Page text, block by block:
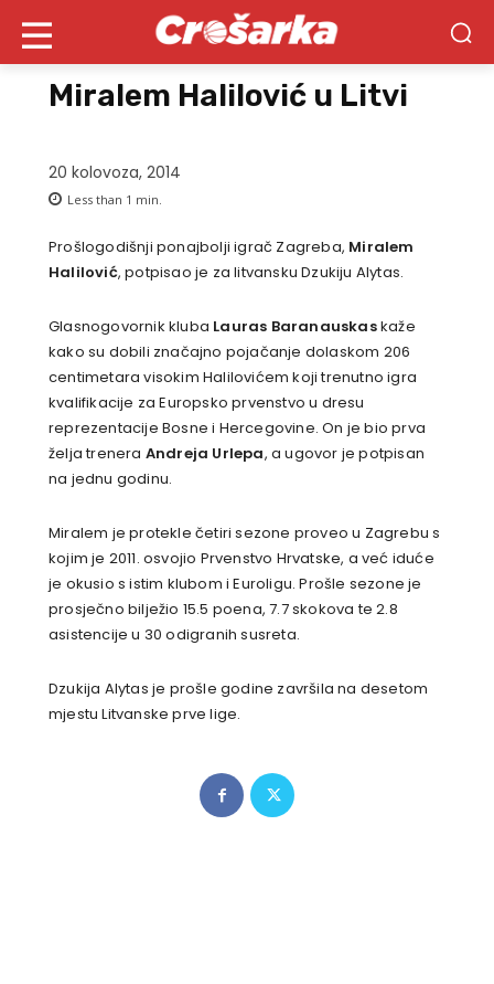
Miralem Halilović u Litvi
20 kolovoza, 2014
Less than 1 min.
Prošlogodišnji ponajbolji igrač Zagreba, Miralem
Halilović, potpisao je za litvansku Dzukiju Alytas.
Glasnogovornik kluba Lauras Baranauskaskaže
kako su dobili značajno pojačanje dolaskom 206
centimetara visokim Halilovićem koji trenutno igra
kvalifikacije za Europsko prvenstvo u dresu
reprezentacije Bosne i Hercegovine. On je bio prva
želja trenera Andreja Urlepa, a ugovor je potpisan
na jednu godinu.
Miralem je protekle četiri sezone proveo u Zagrebu s
kojim je 2011. osvojio Prvenstvo Hrvatske, a već iduće
je okusio s istim klubom i Euroligu. Prošle sezone je
prosječno bilježio 15.5 poena, 7.7 skokova te 2.8
asistencije u 30 odigranih susreta.
Dzukija Alytas je prošle godine završila na desetom
mjestu Litvanske prve lige.